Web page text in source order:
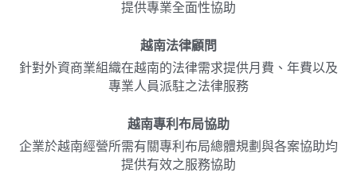
提供專業全面性協助
越南法律顧問
針對外資商業組織在越南的法律需求提供月費、年費以及
專業人員派駐之法律服務
越南專利布局協助
企業於越南經營所需有關專利布局總體規劃與各案協助均
提供有效之服務協助